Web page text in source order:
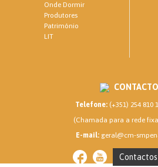
Onde Dormir
Produtores
Património
LIT
Telefone:(+351) 254 810
(Chamada para a rede
E-mail:geral@cm-